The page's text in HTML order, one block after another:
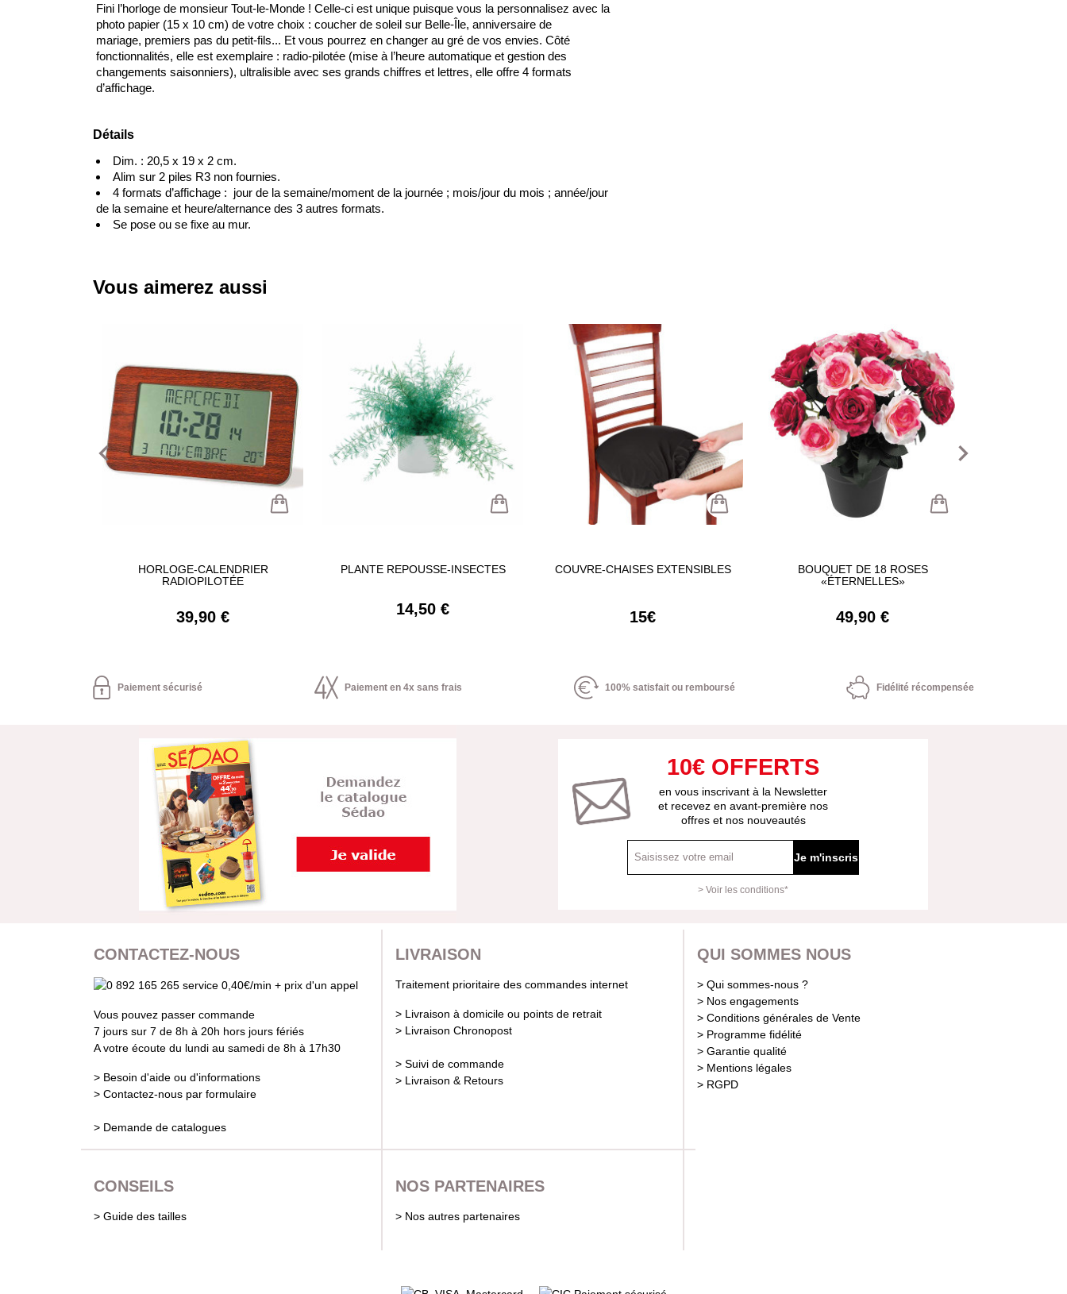
Fini l’horloge de monsieur Tout-le-Monde ! Celle-ci est unique puisque vous la personnalisez avec la
photo papier (15 x 10 cm) de votre choix : coucher de soleil sur Belle-Île, anniversaire de
mariage, premiers pas du petit-fils... Et vous pourrez en changer au gré de vos envies. Côté
fonctionnalités, elle est exemplaire : radio-pilotée (mise à l’heure automatique et gestion des
changements saisonniers), ultralisible avec ses grands chiffres et lettres, elle offre 4 formats
d’affichage.
Détails
Dim. : 20,5 x 19 x 2 cm.
Alim sur 2 piles R3 non fournies.
4 formats d’affichage : jour de la semaine/moment de la journée ; mois/jour du mois ; année/jour
de la semaine et heure/alternance des 3 autres formats.
Se pose ou se fixe au mur.
Vous aimerez aussi
HORLOGE-CALENDRIER
RADIOPILOTÉE
39,90 €
PLANTE REPOUSSE-INSECTES
14,50 €
COUVRE-CHAISES EXTENSIBLES
15€
BOUQUET DE 18 ROSES
«ÉTERNELLES»
49,90 €
navigate_before navigate_next
Paiement sécurisé Paiement en 4x sans frais 100% satisfait ou remboursé Fidélité récompensée
10€ OFFERTS
en vous inscrivant à la Newsletter
et recevez en avant-première nos
offres et nos nouveautés
Je m'inscris
> Voir les conditions*
CONTACTEZ-NOUS
Vous pouvez passer commande
7 jours sur 7 de 8h à 20h hors jours fériés
A votre écoute du lundi au samedi de 8h à 17h30
> Besoin d'aide ou d'informations
> Contactez-nous par formulaire
> Demande de catalogues
LIVRAISON
Traitement prioritaire des commandes internet
> Livraison à domicile ou points de retrait
> Livraison Chronopost
> Suivi de commande
> Livraison & Retours
QUI SOMMES NOUS
> Qui sommes-nous ?
> Nos engagements
> Conditions générales de Vente
> Programme fidélité
> Garantie qualité
> Mentions légales
> RGPD
CONSEILS
> Guide des tailles
NOS PARTENAIRES
> Nos autres partenaires